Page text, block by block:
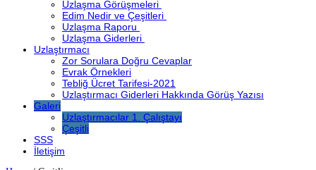
Uzlaşma Görüşmeleri
Edim Nedir ve Çeşitleri
Uzlaşma Raporu
Uzlaşma Giderleri
Uzlaştırmacı
Zor Sorulara Doğru Cevaplar
Evrak Örnekleri
Tebliğ Ücret Tarifesi-2021
Uzlaştırmacı Giderleri Hakkında Görüş Yazısı
Galeri
Uzlaştırmacılar 1. Çalıştayı
Çeşitli
SSS
İletişim